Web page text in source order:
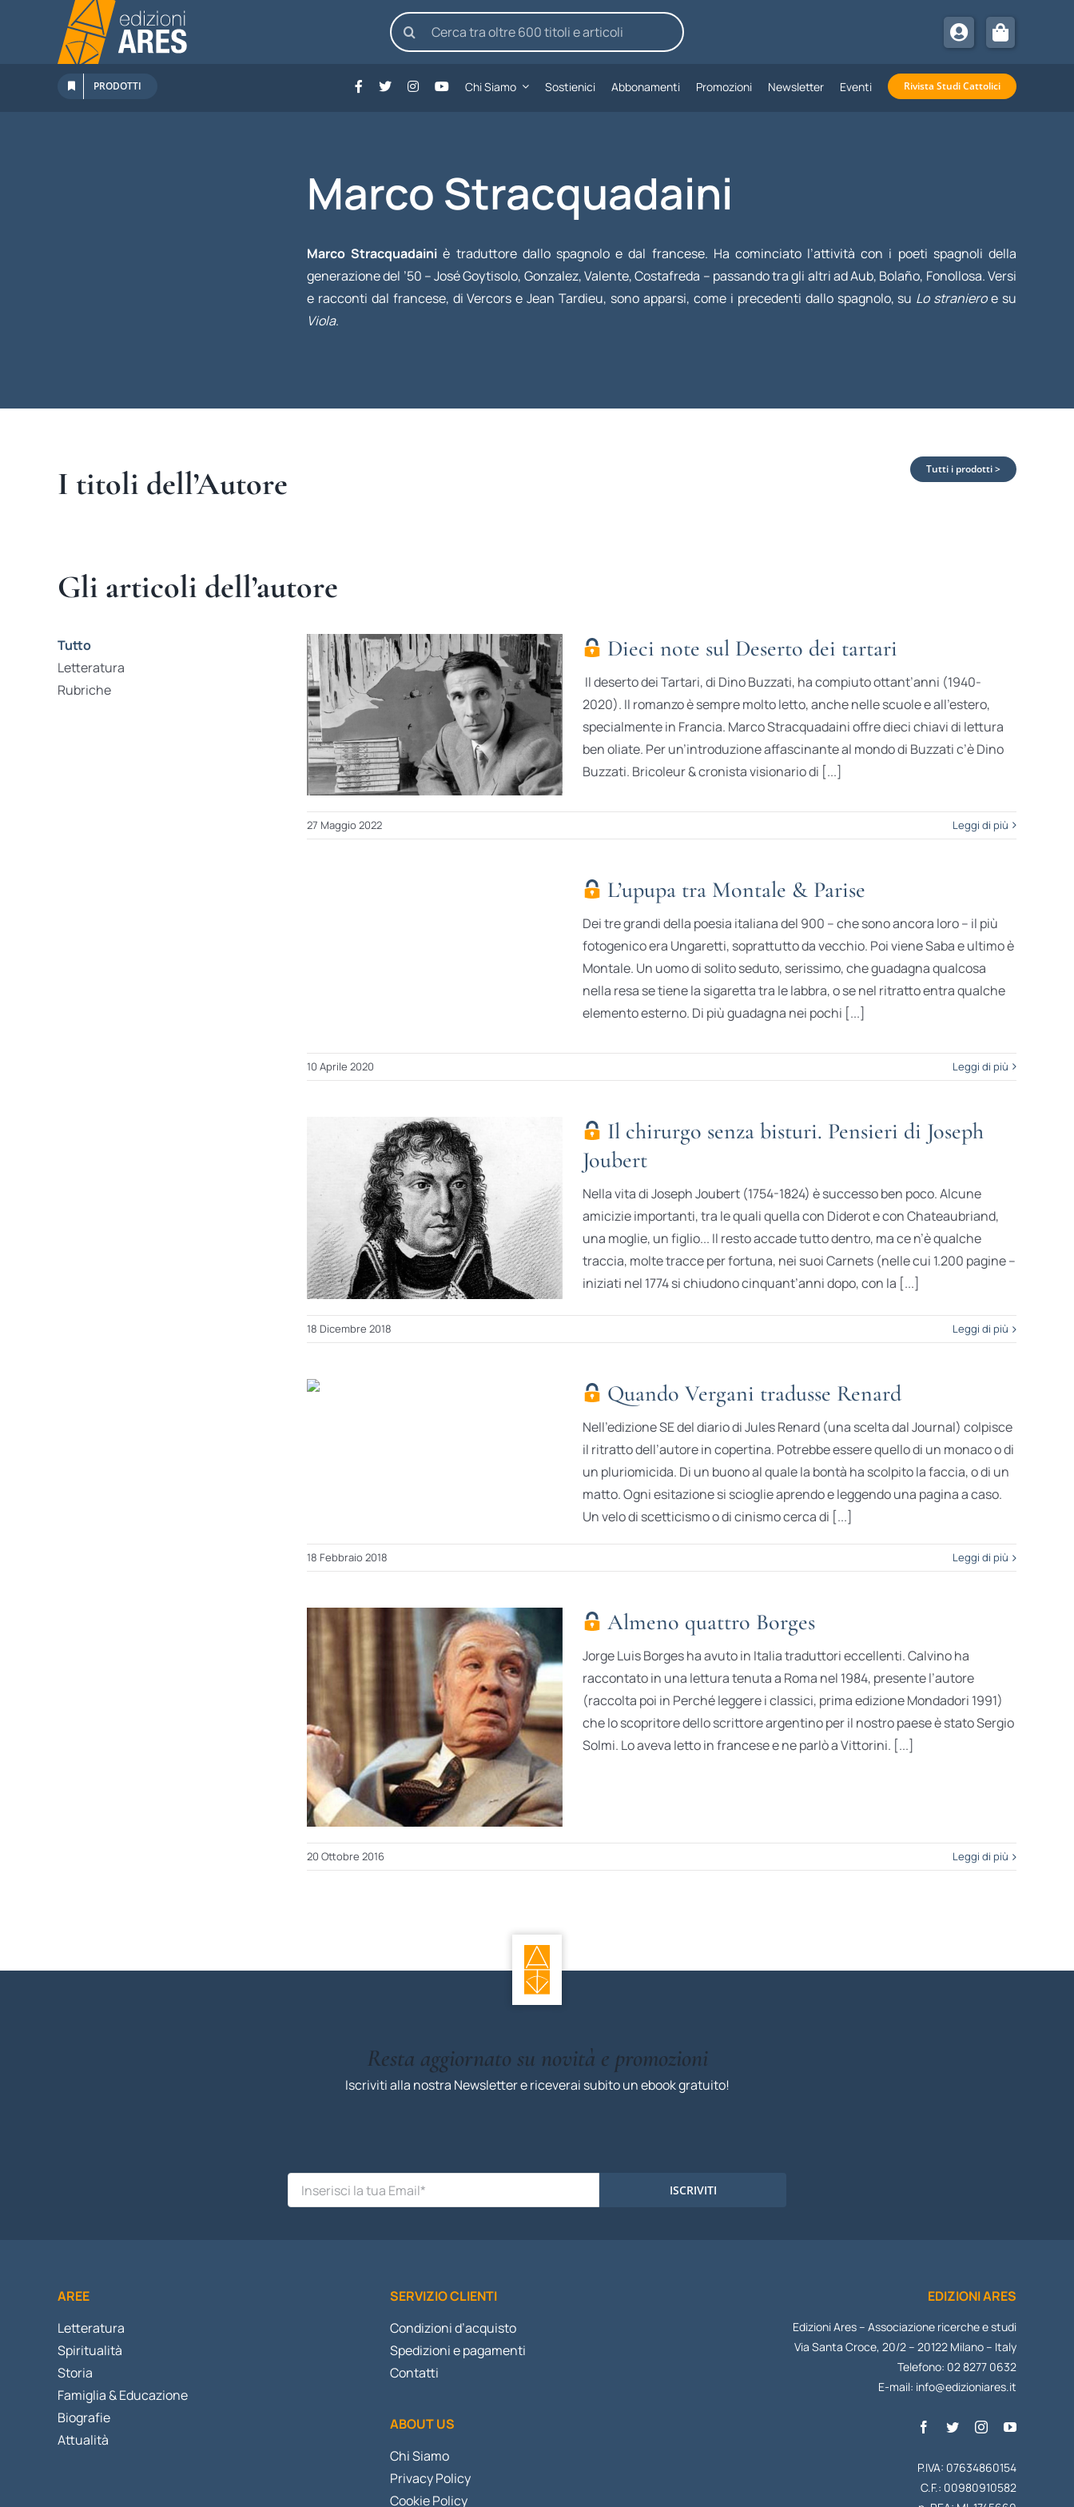
contenuto
Cerca
per:
PRODOTTI Chi Siamo Sostienici Abbonamenti Promozioni Newsletter Eventi Rivista Studi Cattolici
Marco Stracquadaini
Marco Stracquadaini è traduttore dallo spagnolo e dal francese. Ha cominciato l’attività con i poeti spagnoli della
generazione del ’50 – José Goytisolo, Gonzalez, Valente, Costafreda – passando tra gli altri ad Aub, Bolaño, Fonollosa. Versi
e racconti dal francese, di Vercors e Jean Tardieu, sono apparsi, come i precedenti dallo spagnolo, su Lo stranieroe su
Viola.
I titoli dell’Autore Tutti i prodotti >
Gli articoli dell’autore
Tutto
Letteratura
Rubriche
Dieci note sul Deserto dei tartari
Il deserto dei Tartari, di Dino Buzzati, ha compiuto ottant’anni (1940-
2020). Il romanzo è sempre molto letto, anche nelle scuole e all’estero,
specialmente in Francia. Marco Stracquadaini offre dieci chiavi di lettura
ben oliate. Per un’introduzione affascinante al mondo di Buzzati c’è Dino
Buzzati. Bricoleur & cronista visionario di [...]
27 Maggio 2022 Leggi di più
L’upupa tra Montale & Parise
Dei tre grandi della poesia italiana del 900 – che sono ancora loro – il più
fotogenico era Ungaretti, soprattutto da vecchio. Poi viene Saba e ultimo è
Montale. Un uomo di solito seduto, serissimo, che guadagna qualcosa
nella resa se tiene la sigaretta tra le labbra, o se nel ritratto entra qualche
elemento esterno. Di più guadagna nei pochi [...]
10 Aprile 2020 Leggi di più
Il chirurgo senza bisturi. Pensieri di Joseph
Joubert
Nella vita di Joseph Joubert (1754-1824) è successo ben poco. Alcune
amicizie importanti, tra le quali quella con Diderot e con Chateaubriand,
una moglie, un figlio... Il resto accade tutto dentro, ma ce n’è qualche
traccia, molte tracce per fortuna, nei suoi Carnets (nelle cui 1.200 pagine –
iniziati nel 1774 si chiudono cinquant’anni dopo, con la [...]
18 Dicembre 2018 Leggi di più
Quando Vergani tradusse Renard
Nell’edizione SE del diario di Jules Renard (una scelta dal Journal) colpisce
il ritratto dell’autore in copertina. Potrebbe essere quello di un monaco o di
un pluriomicida. Di un buono al quale la bontà ha scolpito la faccia, o di un
matto. Ogni esitazione si scioglie aprendo e leggendo una pagina a caso.
Un velo di scetticismo o di cinismo cerca di [...]
18 Febbraio 2018 Leggi di più
Almeno quattro Borges
Jorge Luis Borges ha avuto in Italia traduttori eccellenti. Calvino ha
raccontato in una lettura tenuta a Roma nel 1984, presente l’autore
(raccolta poi in Perché leggere i classici, prima edizione Mondadori 1991)
che lo scopritore dello scrittore argentino per il nostro paese è stato Sergio
Solmi. Lo aveva letto in francese e ne parlò a Vittorini. [...]
20 Ottobre 2016 Leggi di più
Resta aggiornato su novità e promozioni
Iscriviti alla nostra Newsletter e riceverai subito un ebook gratuito!
ISCRIVITI
AREE
Letteratura
Spiritualità
Storia
Famiglia & Educazione
Biografie
Attualità
SERVIZIO CLIENTI
Condizioni d’acquisto
Spedizioni e pagamenti
Contatti
ABOUT US
Chi Siamo
Privacy Policy
Cookie Policy
EDIZIONI ARES
Edizioni Ares – Associazione ricerche e studi
Via Santa Croce, 20/2 – 20122 Milano – Italy
Telefono: 02 8277 0632
E-mail: info@edizioniares.it
P.IVA: 07634860154
C.F.: 00980910582